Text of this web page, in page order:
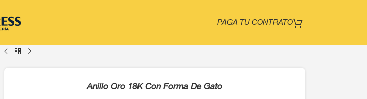
PAGA TU CONTRATO
Anillo Oro 18K Con Forma De Gato